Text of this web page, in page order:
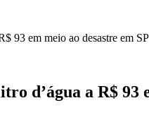
93 em meio ao desastre em SP
d’água a R$ 93